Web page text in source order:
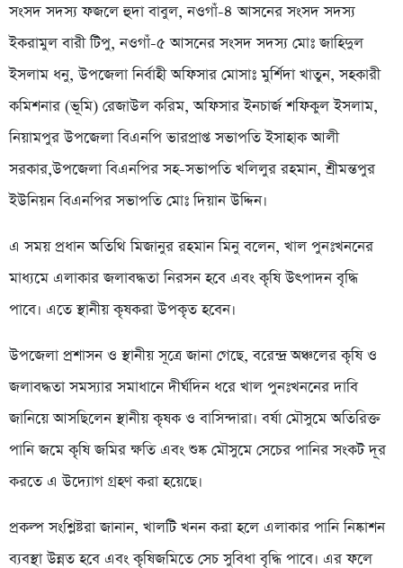
সংসদ সদস্য ফজলে হুদা বাবুল, নওগাঁ-৪ আসনের সংসদ সদস্য
ইকরামুল বারী টিপু, নওগাঁ-৫ আসনের সংসদ সদস্য মোঃ জাহিদুল
ইসলাম ধনু, উপজেলা নির্বাহী অফিসার মোসাঃ মুর্শিদা খাতুন, সহকারী
কমিশনার (ভূমি) রেজাউল করিম, অফিসার ইনচার্জ শফিকুল ইসলাম,
নিয়ামপুর উপজেলা বিএনপি ভারপ্রাপ্ত সভাপতি ইসাহাক আলী
সরকার,উপজেলা বিএনপির সহ-সভাপতি খলিলুর রহমান, শ্রীমন্তপুর
ইউনিয়ন বিএনপির সভাপতি মোঃ দিয়ান উদ্দিন।
‎এ সময় প্রধান অতিথি মিজানুর রহমান মিনু বলেন, খাল পুনঃখননের
মাধ্যমে এলাকার জলাবদ্ধতা নিরসন হবে এবং কৃষি উৎপাদন বৃদ্ধি
পাবে। এতে স্থানীয় কৃষকরা উপকৃত হবেন।
উপজেলা প্রশাসন ও স্থানীয় সূত্রে জানা গেছে, বরেন্দ্র অঞ্চলের কৃষি ও
জলাবদ্ধতা সমস্যার সমাধানে দীর্ঘদিন ধরে খাল পুনঃখননের দাবি
জানিয়ে আসছিলেন স্থানীয় কৃষক ও বাসিন্দারা। বর্ষা মৌসুমে অতিরিক্ত
পানি জমে কৃষি জমির ক্ষতি এবং শুষ্ক মৌসুমে সেচের পানির সংকট দূর
করতে এ উদ্যোগ গ্রহণ করা হয়েছে।
প্রকল্প সংশ্লিষ্টরা জানান, খালটি খনন করা হলে এলাকার পানি নিষ্কাশন
ব্যবস্থা উন্নত হবে এবং কৃষিজমিতে সেচ সুবিধা বৃদ্ধি পাবে। এর ফলে